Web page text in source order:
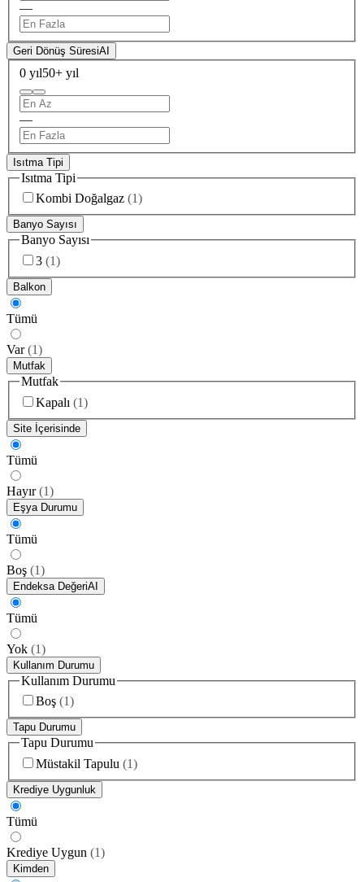
—
Geri Dönüş SüresiAI
0 yıl50+ yıl
—
Isıtma Tipi
Isıtma Tipi
Kombi Doğalgaz (1)
Banyo Sayısı
Banyo Sayısı
3 (1)
Balkon
Tümü
Var (1)
Mutfak
Mutfak
Kapalı (1)
Site İçerisinde
Tümü
Hayır (1)
Eşya Durumu
Tümü
Boş (1)
Endeksa DeğeriAI
Tümü
Yok (1)
Kullanım Durumu
Kullanım Durumu
Boş (1)
Tapu Durumu
Tapu Durumu
Müstakil Tapulu (1)
Krediye Uygunluk
Tümü
Krediye Uygun (1)
Kimden